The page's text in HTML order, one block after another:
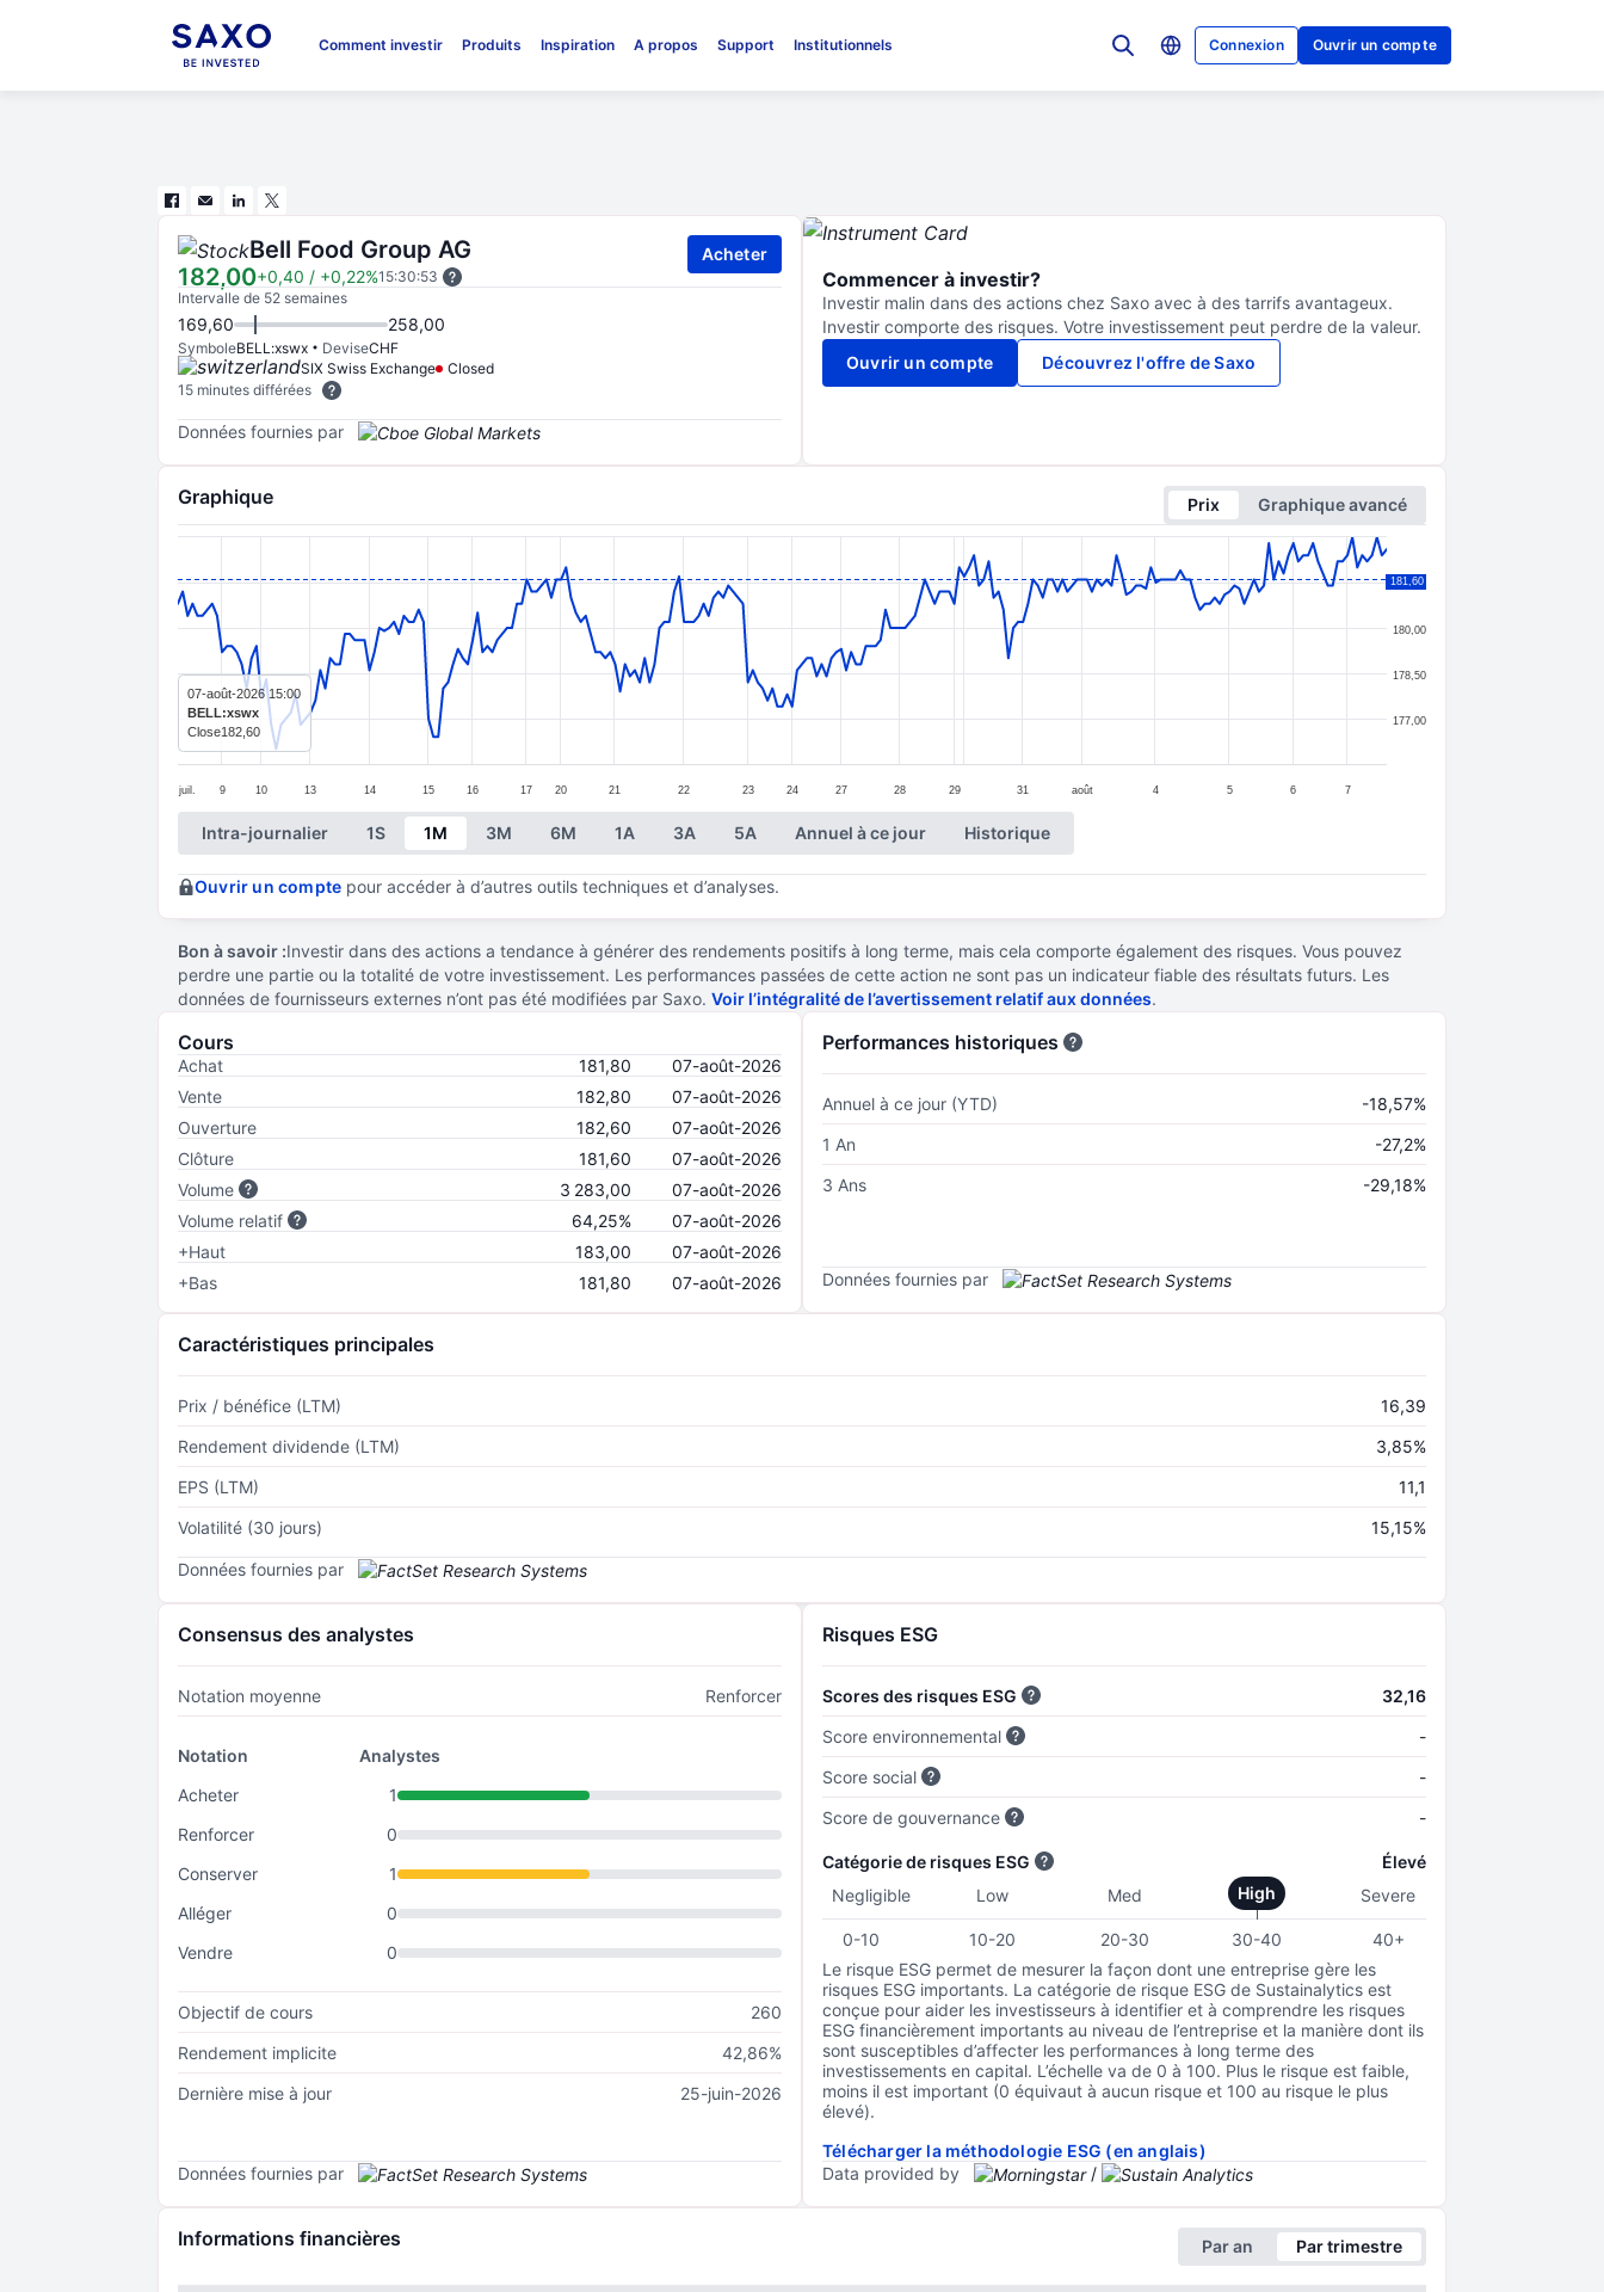
Comment investir Produits Inspiration A propos Support Institutionnels Connexion Ouvrir un compte
Bell Food Group AG
182,00+0,40 / +0,22%15:30:53
Acheter
Intervalle de 52 semaines
169,60 258,00
SymboleBELL:xswx DeviseCHF
SIX Swiss Exchange
Closed
15 minutes différées
Données fournies par
Commencer à investir?
Investir malin dans des actions chez Saxo avec à des tarrifs avantageux.
Investir comporte des risques. Votre investissement peut perdre de la valeur.
Ouvrir un compte
Découvrez l'offre de Saxo
Graphique Prix
Graphique avancé
Chart
Line chart with 247 data points.
The chart has 1 X axis displaying categories.
The chart has 1 Y axis displaying values. Data ranges from 176 to 183.
juil. 9 10 13 14 15 16 17 20 21 22 23 24 27 28 29 31 août 4 5 6 7
177,00
178,50
180,00
181,50
181,60
07-août-2026 15:00
BELL:xswx
Close182,60
End of interactive chart.
Intra-journalier 1S 1M 3M 6M 1A 3A 5A Annuel à ce jour Historique
Ouvrir un compte pour accéder à d’autres outils techniques et d’analyses.
Bon à savoir :Investir dans des actions a tendance à générer des rendements positifs à long terme, mais cela comporte également des risques. Vous pouvez
perdre une partie ou la totalité de votre investissement. Les performances passées de cette action ne sont pas un indicateur fiable des résultats futurs. Les
données de fournisseurs externes n’ont pas été modifiées par Saxo. Voir l’intégralité de l’avertissement relatif aux données.
Cours
Achat 181,80
07-août-2026
Vente
182,80
07-août-2026
Ouverture
182,60
07-août-2026
Clôture
181,60
07-août-2026
Volume
3 283,00
07-août-2026
Volume relatif
64,25%
07-août-2026
+Haut
183,00
07-août-2026
+Bas
181,80 07-août-2026
Performances historiques
Annuel à ce jour (YTD)
-18,57%
1 An
-27,2%
3 Ans
-29,18%
Données fournies par
Caractéristiques principales
Prix / bénéfice (LTM)
16,39
Rendement dividende (LTM)
3,85%
EPS (LTM)
11,1
Volatilité (30 jours)
15,15%
Données fournies par
Consensus des analystes
Notation moyenne Renforcer
Notation
Analystes
Acheter
1
Renforcer
0
Conserver
1
Alléger
0
Vendre
0
Objectif de cours
260
Rendement implicite
42,86%
Dernière mise à jour
25-juin-2026
Données fournies par
Risques ESG
Scores des risques ESG
32,16
Score environnemental
-
Score social
-
Score de gouvernance
-
Catégorie de risques ESG
Élevé
Negligible
Low Med High Severe
0-10 10-20 20-30 30-40
40+
Le risque ESG permet de mesurer la façon dont une entreprise gère les
risques ESG importants. La catégorie de risque ESG de Sustainalytics est
conçue pour aider les investisseurs à identifier et à comprendre les risques
ESG financièrement importants au niveau de l’entreprise et la manière dont ils
sont susceptibles d’affecter les performances à long terme des
investissements en capital. L’échelle va de 0 à 100. Plus le risque est faible,
moins il est important (0 équivaut à aucun risque et 100 au risque le plus
élevé).
Télécharger la méthodologie ESG (en anglais)
Data provided by
/
Informations financières Par an Par trimestre